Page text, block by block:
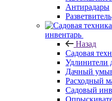
Антирадары
Разветвитель
инвентарь
Назад
Садовая
Удлинители
Дачный
Расходный
Садовый